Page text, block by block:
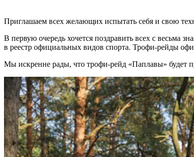
Приглашаем всех желающих испытать себя и свою
В первую очередь хочется поздравить всех с весьма
в реестр официальных видов спорта. Трофи-рейды
Мы искренне рады, что трофи-рейд «Паплавы» будет